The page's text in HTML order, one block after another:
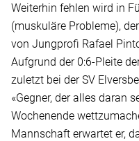
Weiterhin fehlen wird in
(muskuläre Probleme),
von Jungprofi Rafael
Aufgrund der 0:6-Pleite
zuletzt bei der SV
«Gegner, der alles daran
Wochenende
Mannschaft erwartet er,